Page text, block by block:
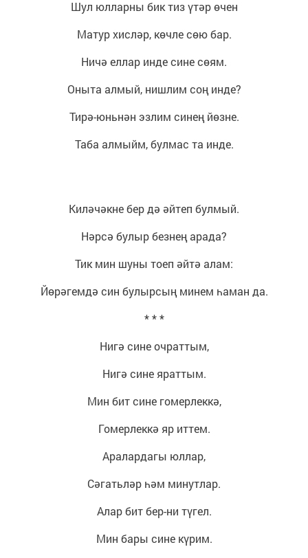
Шул юлларны бик тиз үтәр өчен
Матур хисләр, көчле сөю бар.
Ничә еллар инде сине сөям.
Оныта алмый, нишлим соң инде?
Тирә-юньнән эзлим синең йөзне.
Таба алмыйм, булмас та инде.
Киләчәкне бер дә әйтеп булмый.
Нәрсә булыр безнең арада?
Тик мин шуны тоеп әйтә алам:
Йөрәгемдә син булырсың минем һаман да.
* * *
Нигә сине очраттым,
Нигә сине яраттым.
Мин бит сине гомерлеккә,
Гомерлеккә яр иттем.
Аралардагы юллар,
Сәгатьләр һәм минутлар.
Алар бит бер-ни түгел.
Мин бары сине күрим.